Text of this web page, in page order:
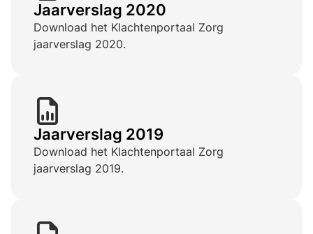
Jaarverslag 2020
Download het Klachtenportaal Zorg
jaarverslag 2020.
Jaarverslag 2019
Download het Klachtenportaal Zorg
jaarverslag 2019.